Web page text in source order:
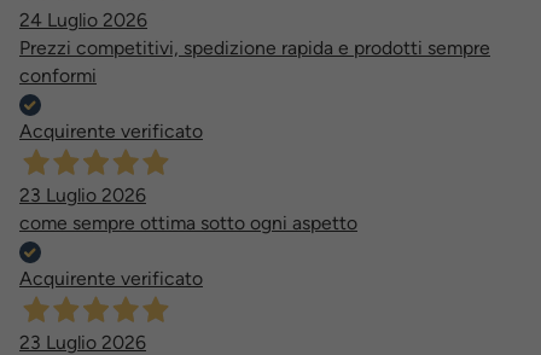
24 Luglio 2026
Prezzi competitivi, spedizione rapida e prodotti sempre
conformi
Acquirente verificato
23 Luglio 2026
come sempre ottima sotto ogni aspetto
Acquirente verificato
23 Luglio 2026